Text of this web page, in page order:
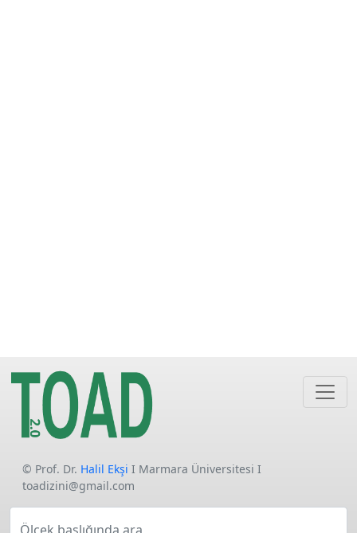
© Prof. Dr. Halil Ekşi I Marmara Üniversitesi I
toadizini@gmail.com